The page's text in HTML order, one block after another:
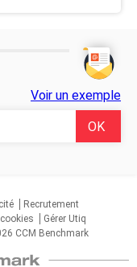
Voir un exemple
Recrutement
Gérer Utiq
CCM Benchmark